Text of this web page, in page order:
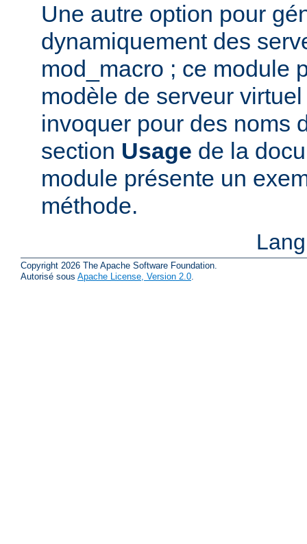
Une autre option pour
dynamiquement des
mod_macro ; ce module
modèle de serveur
invoquer pour des noms
section Usage de la
module présente un
méthode.
Copyright 2026 The Apache Software Foundation.
Autorisé sous Apache License, Version 2.0